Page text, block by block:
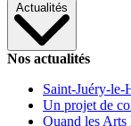
Actualités
Nos actualités
Saint-Juéry-le-
Un projet de
Quand les Arts